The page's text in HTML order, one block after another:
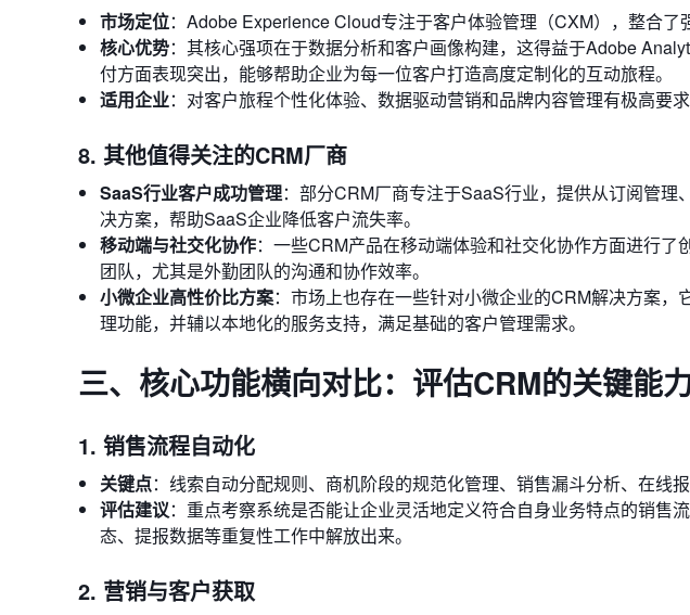
市场定位：Adobe Experience Cloud专注于客户体验管理（CXM），整合了
核心优势：其核心强项在于数据分析和客户画像构建，这得益于Adobe
付方面表现突出，能够帮助企业为每一位客户打造高度定制化的互动旅程。
适用企业：对客户旅程个性化体验、数据驱动营销和品牌内容管理有极高要
8. 其他值得关注的CRM厂商
SaaS行业客户成功管理：部分CRM厂商专注于SaaS行业，提供从订阅管
决方案，帮助SaaS企业降低客户流失率。
移动端与社交化协作：一些CRM产品在移动端体验和社交化协作方面进行
团队，尤其是外勤团队的沟通和协作效率。
小微企业高性价比方案：市场上也存在一些针对小微企业的CRM解决方案
理功能，并辅以本地化的服务支持，满足基础的客户管理需求。
三、核心功能横向对比：评估CRM的关键能
1. 销售流程自动化
关键点：线索自动分配规则、商机阶段的规范化管理、销售漏斗分析、在线报
评估建议：重点考察系统是否能让企业灵活地定义符合自身业务特点的销售
态、提报数据等重复性工作中解放出来。
2. 营销与客户获取